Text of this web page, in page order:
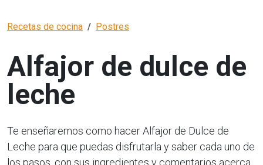
Recetas de cocina Postres
Alfajor de dulce de
leche
Te enseñaremos como hacer Alfajor de Dulce de
Leche para que puedas disfrutarla y saber cada uno de
los pasos, con sus ingredientes y comentarios acerca